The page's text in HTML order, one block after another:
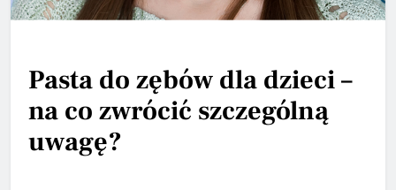
Pasta do zębów dla dzieci –
na co zwrócić szczególną
uwagę?